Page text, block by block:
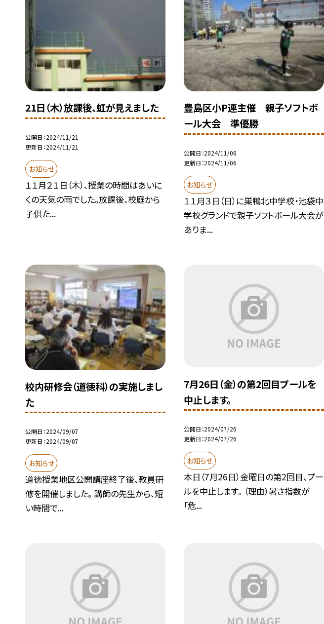
21日（木）放課後、虹が見えました
公開日 2024/11/21
更新日 2024/11/21
お知らせ
１１月２１日（木）、授業の時間はあいに
くの天気の雨でした。放課後、校庭から
子供た...
豊島区小P連主催 親子ソフトボ
ール大会 準優勝
公開日 2024/11/06
更新日 2024/11/06
お知らせ
１１月３日（日）に巣鴨北中学校・池袋中
学校グランドで親子ソフトボール大会が
ありま...
校内研修会（道徳科）の実施しまし
た
公開日 2024/09/07
更新日 2024/09/07
お知らせ
道徳授業地区公開講座終了後、教員研
修を開催しました。 講師の先生から、短
い時間で...
7月26日（金）の第2回目プールを
中止します。
公開日 2024/07/26
更新日 2024/07/26
お知らせ
本日（7月26日）金曜日の第2回目、プー
ルを中止します。 （理由）暑さ指数が
「危...